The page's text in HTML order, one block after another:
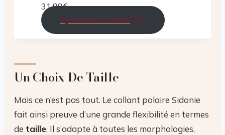
31.99€
Ajouter Au Panier
Un Choix De Taille
Mais ce n’est pas tout. Le collant polaire Sidonie
fait ainsi preuve d’une grande flexibilité en termes
de taille. Il s’adapte à toutes les morphologies,